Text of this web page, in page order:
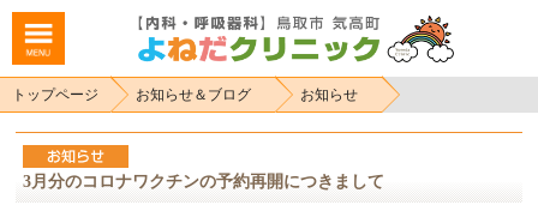
トップページ お知らせ＆ブログ お知らせ
3月分のコロナワクチンの予約再開につきまして